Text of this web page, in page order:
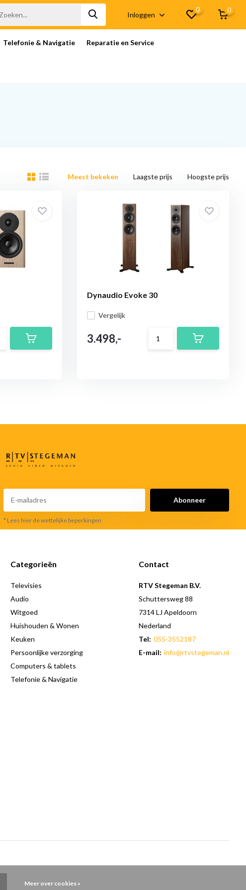
Inloggen
0 0
Telefonie & Navigatie Reparatie en Service
Meest bekeken Laagste prijs Hoogste prijs
Dynaudio Evoke 30
Vergelijk
3.498,-
Abonneer
* Lees hier de wettelijke beperkingen
Categorieën
Televisies
Audio
Witgoed
Huishouden & Wonen
Keuken
Persoonlijke verzorging
Computers & tablets
Telefonie & Navigatie
Contact
RTV Stegeman B.V.
Schuttersweg 88
7314 LJ Apeldoorn
Nederland
Tel: 055-3552187
E-mail: info@rtvstegeman.nl
Meer over cookies »